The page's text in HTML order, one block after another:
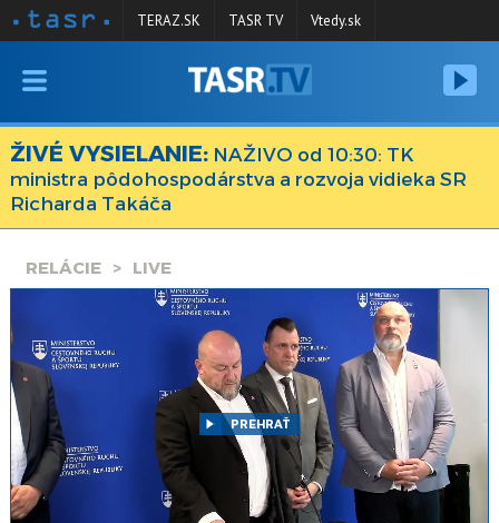
VYSIELANIE
RELÁCIE
SPRAVODAJSTVO
KONTAKT
ARCHÍV
TERAZ.SK TASR TV Vtedy.sk
ŽIVÉ VYSIELANIE: NAŽIVO od 10:30: TK
ministra pôdohospodárstva a rozvoja vidieka SR
Richarda Takáča
RELÁCIE LIVE
PREHRAŤ